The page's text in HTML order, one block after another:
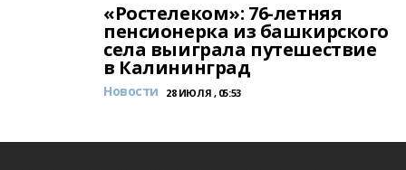
«Ростелеком»: 76-летняя
пенсионерка из башкирского
села выиграла путешествие
в Калининград
Новости 28 ИЮЛЯ , 05:53